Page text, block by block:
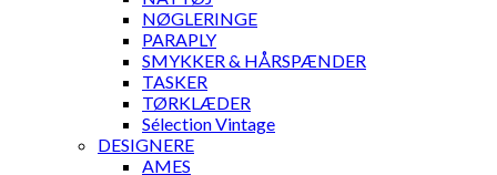
NØGLERINGE
PARAPLY
SMYKKER & HÅRSPÆNDER
TASKER
TØRKLÆDER
Sélection Vintage
DESIGNERE
AMES